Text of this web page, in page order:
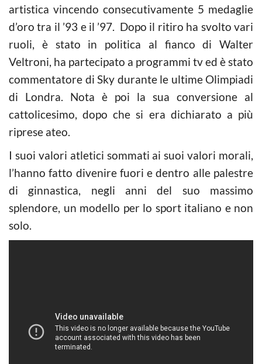
artistica vincendo consecutivamente 5 medaglie
d’oro tra il ’93 e il ’97. Dopo il ritiro ha svolto vari
ruoli, è stato in politica al fianco di Walter
Veltroni, ha partecipato a programmi tv ed è stato
commentatore di Sky durante le ultime Olimpiadi
di Londra. Nota è poi la sua conversione al
cattolicesimo, dopo che si era dichiarato a più
riprese ateo.
I suoi valori atletici sommati ai suoi valori morali,
l’hanno fatto divenire fuori e dentro alle palestre
di ginnastica, negli anni del suo massimo
splendore, un modello per lo sport italiano e non
solo.